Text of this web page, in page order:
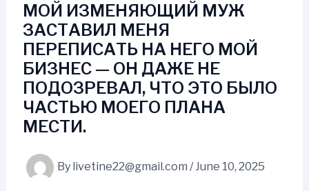
МОЙ ИЗМЕНЯЮЩИЙ МУЖ
ЗАСТАВИЛ МЕНЯ
ПЕРЕПИСАТЬ НА НЕГО МОЙ
БИЗНЕС — ОН ДАЖЕ НЕ
ПОДОЗРЕВАЛ, ЧТО ЭТО БЫЛО
ЧАСТЬЮ МОЕГО ПЛАНА
МЕСТИ.
By livetine22@gmail.com /June 10, 2025